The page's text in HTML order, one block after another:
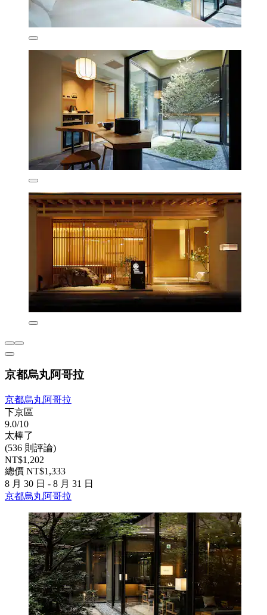
京都烏丸阿哥拉
京都烏丸阿哥拉
下京區
9.0/10
太棒了
(536 則評論)
NT$1,202
總價 NT$1,333
8 月 30 日 - 8 月 31 日
京都烏丸阿哥拉